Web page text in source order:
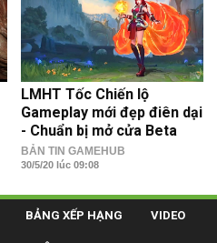
LMHT Tốc Chiến lộ
Gameplay mới đẹp điên dại
- Chuẩn bị mở cửa Beta
BẢN TIN GAMEHUB
30/5/20 lúc 09:08
BẢNG XẾP HẠNG VIDEO